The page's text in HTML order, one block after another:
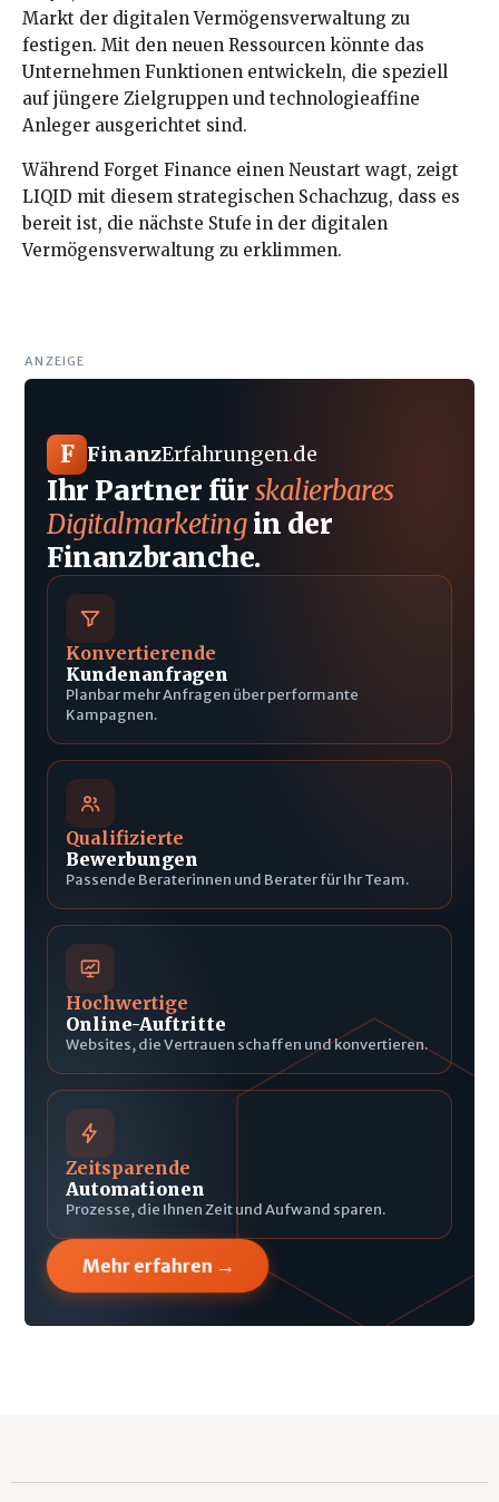
Markt der digitalen Vermögensverwaltung zu
festigen. Mit den neuen Ressourcen könnte das
Unternehmen Funktionen entwickeln, die speziell
auf jüngere Zielgruppen und technologieaffine
Anleger ausgerichtet sind.
Während Forget Finance einen Neustart wagt, zeigt
LIQID mit diesem strategischen Schachzug, dass es
bereit ist, die nächste Stufe in der digitalen
Vermögensverwaltung zu erklimmen.
ANZEIGE
F FinanzErfahrungen.de
Ihr Partner fürskalierbares
Digitalmarketingin der
Finanzbranche.
Konvertierende
Kundenanfragen
Planbar mehr Anfragen über performante
Kampagnen.
Qualifizierte
Bewerbungen
Passende Beraterinnen und Berater für Ihr Team.
Hochwertige
Online-Auftritte
Websites, die Vertrauen schaffen und konvertieren.
Zeitsparende
Automationen
Prozesse, die Ihnen Zeit und Aufwand sparen.
Mehr erfahren →